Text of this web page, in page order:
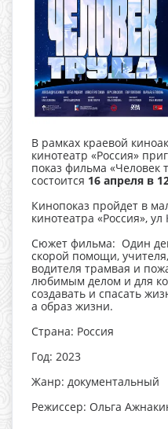
В рамках краевой
кинотеатр «Россия»
показ фильма «Человек
состоится 16 апреля в
Кинопоказ пройдет в
кинотеатра «Россия»,
Сюжет фильма: Один
скорой помощи,
водителя трамвая и
любимым делом и для
создавать и спасать
а образ жизни.
Страна: Россия
Год: 2023
Жанр: документальный
Режиссер: Ольга